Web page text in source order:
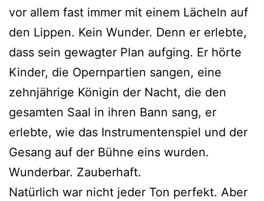
vor allem fast immer mit einem Lächeln auf
den Lippen. Kein Wunder. Denn er erlebte,
dass sein gewagter Plan aufging. Er hörte
Kinder, die Opernpartien sangen, eine
zehnjährige Königin der Nacht, die den
gesamten Saal in ihren Bann sang, er
erlebte, wie das Instrumentenspiel und der
Gesang auf der Bühne eins wurden.
Wunderbar. Zauberhaft.
Natürlich war nicht jeder Ton perfekt. Aber